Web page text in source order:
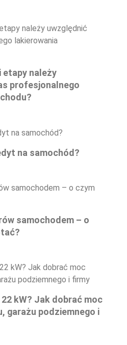
etapy należy
profesjonalnego
na samochód?
samochodem – o
kW? Jak dobrać moc
garażu podziemnego i